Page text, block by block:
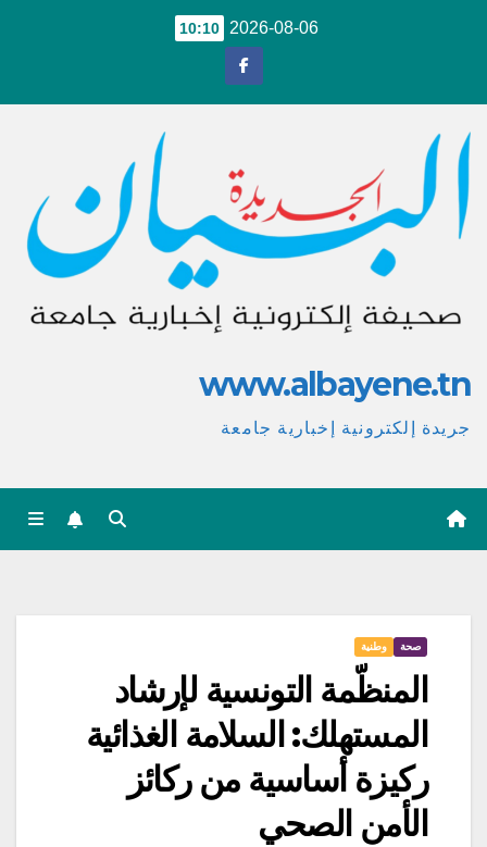
2026-08-06
10:10
www.albayene.tn
جريدة إلكترونية إخبارية جامعة
صحة وطنية
المنظّمة التونسية لإرشاد
المستهلك: السلامة الغذائية
ركيزة أساسية من ركائز
الأمن الصحي